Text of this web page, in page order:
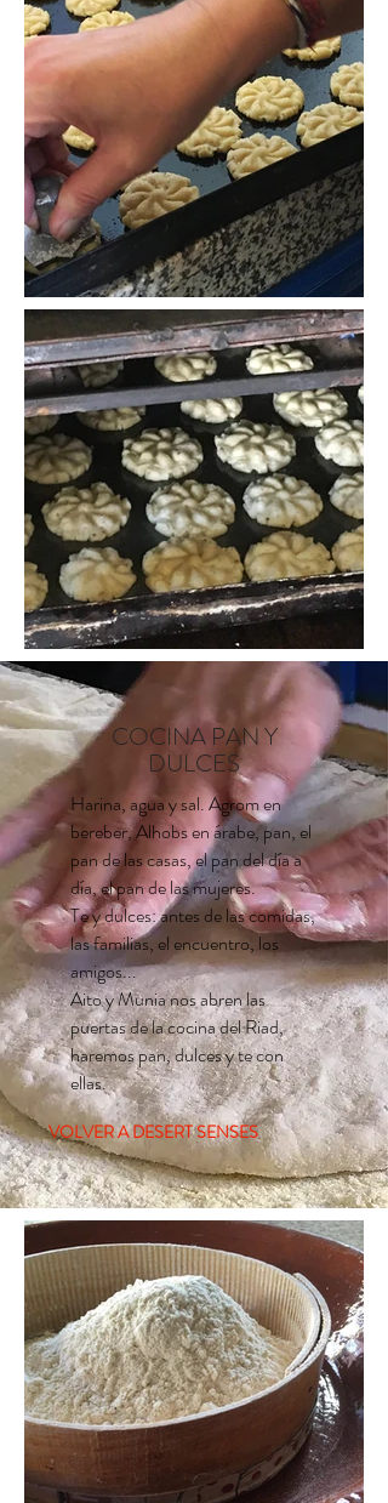
COCINA PAN Y
DULCES
Harina, agua y sal. Agrom en
bereber, Alhobs en árabe, pan, el
pan de las casas, el pan del día a
día, el pan de las mujeres.
Te y dulces: antes de las comidas,
las familias, el encuentro, los
amigos...
Aito y Munia nos abren las
puertas de la cocina del Riad,
haremos pan, dulces y te con
ellas.
VOLVER A DESERT SENSES